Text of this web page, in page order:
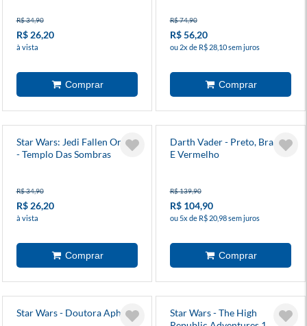
R$ 34,90
R$ 26,20
à vista
R$ 74,90
R$ 56,20
ou 2x de R$ 28,10 sem juros
Star Wars: Jedi Fallen Order
- Templo Das Sombras
R$ 34,90
R$ 26,20
à vista
Darth Vader - Preto, Branco
E Vermelho
R$ 139,90
R$ 104,90
ou 5x de R$ 20,98 sem juros
Star Wars - Doutora Aphra 6
Star Wars - The High